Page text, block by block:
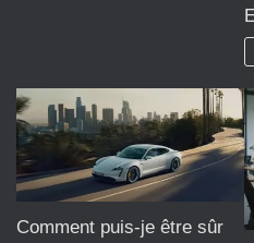
Comment puis-je être sûr